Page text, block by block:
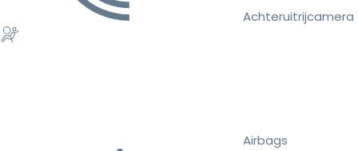
Achteruitrijcamera
Airbags